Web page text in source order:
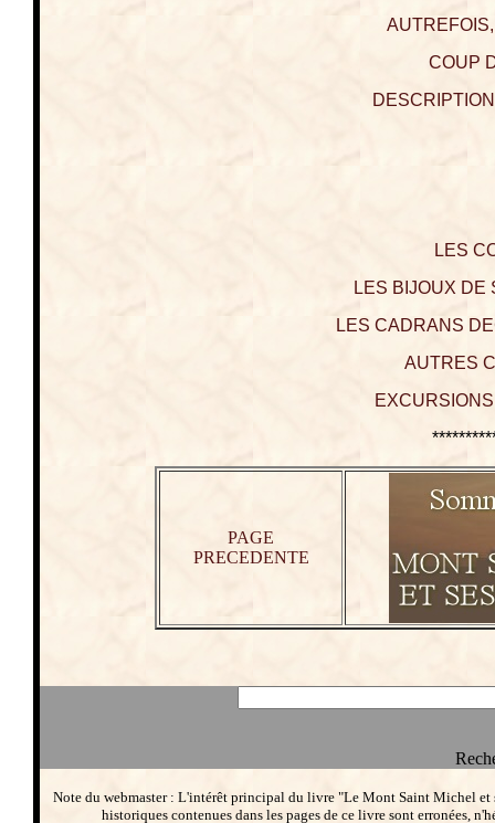
COUP
LES
LES BIJOUX DE
LES CADRANS
AUTRES
PAGE
PRECEDENTE
Note du webmaster : L'intérêt principal du livre "Le Mont Saint Michel et
historiques contenues dans les pages de ce livre sont erronées,